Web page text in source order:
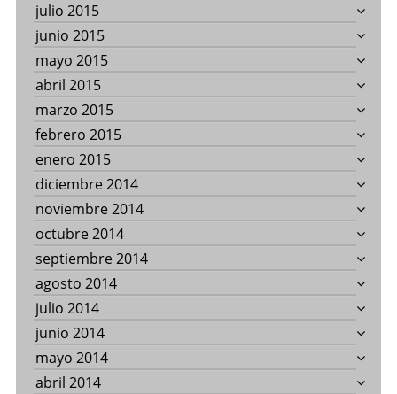
julio 2015
junio 2015
mayo 2015
abril 2015
marzo 2015
febrero 2015
enero 2015
diciembre 2014
noviembre 2014
octubre 2014
septiembre 2014
agosto 2014
julio 2014
junio 2014
mayo 2014
abril 2014